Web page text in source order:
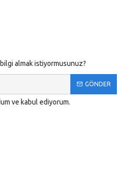
almak istiyormusunuz?
GÖNDER
ve kabul ediyorum.